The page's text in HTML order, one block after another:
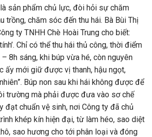
sản phẩm chủ lực, đòi hỏi sự chăm
trồng, chăm sóc đến thu hái. Bà Bùi Thị
ty TNHH Chè Hoài Trung cho biết:
Chỉ có thể thu hái thủ công, thời điểm
8h sáng, khi búp vừa hé, còn nguyên
ấy mới giữ được vị thanh, hậu ngọt,
Búp non sau khi hái không được để
trường mà phải được đưa vào sơ chế
đạt chuẩn vệ sinh, nơi Công ty đã chủ
khép kín hiện đại, từ làm héo, sao diệt
sao hương cho tới phân loại và đóng